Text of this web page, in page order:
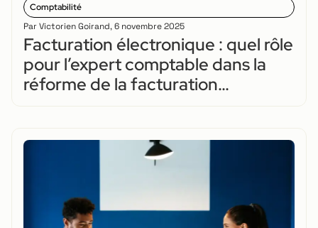
Comptabilité
Par Victorien Goirand,6 novembre 2025
Facturation électronique : quel rôle
pour l’expert comptable dans la
réforme de la facturation